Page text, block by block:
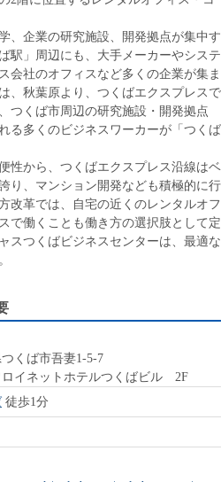
、企業の研究施設、開発拠点が集中す
駅」周辺にも、大手メーカーやシステ
会社のオフィスなど多くの企業が集ま
、秋葉原より、つくばエクスプレスで
つくば市周辺の研究施設・開発拠点
る多くのビジネスワーカーが「つくば
性から、つくばエクスプレス沿線はベ
り、マンション開発なども積極的に行
改革では、自宅の近くのレンタルオフ
で働くことも働き方の選択肢として定
スつくばビジネスセンターは、最適な
つくば市吾妻1-5-7
ロイネットホテルつくばビル 2F
徒歩1分